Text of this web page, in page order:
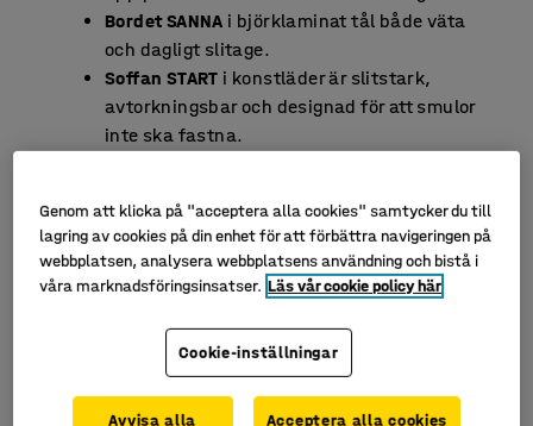
Bordet SANNA i björklaminat tål både väta
och dagligt slitage.
Soffan START i konstläder är slitstark,
avtorkningsbar och designad för att smulor
inte ska fastna.
Genom att klicka på "acceptera alla cookies" samtycker du till
lagring av cookies på din enhet för att förbättra navigeringen på
webbplatsen, analysera webbplatsens användning och bistå i
våra marknadsföringsinsatser. Läs vår cookie policy här
Cookie-inställningar
Avvisa alla Acceptera alla cookies